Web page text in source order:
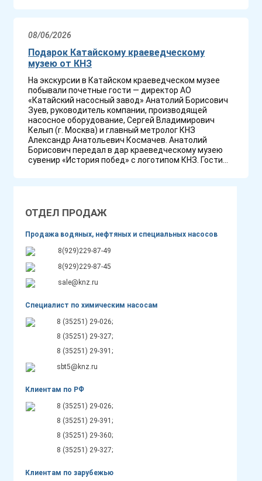
ОТДЕЛ ПРОДАЖ
Продажа водяных, нефтяных и специальных насосов
8(929)229-87-49
8(929)229-87-45
sale@knz.ru
Специалист по химическим насосам
8 (35251) 29-026;
8 (35251) 29-327;
8 (35251) 29-391;
sbt5@knz.ru
Клиентам по РФ
8 (35251) 29-026;
8 (35251) 29-391;
8 (35251) 29-360;
8 (35251) 29-327;
Клиентам по зарубежью
08/06/2026
Подарок Катайскому краеведческому
музею от КНЗ
На экскурсии в Катайском краеведческом музее
побывали почетные гости — директор АО
«Катайский насосный завод» Анатолий Борисович
Зуев, руководитель компании, производящей
насосное оборудование, Сергей Владимирович
Келып (г. Москва) и главный метролог КНЗ
Александр Анатольевич Космачев. Анатолий
Борисович передал в дар краеведческому музею
сувенир «История побед» с логотипом КНЗ. Гости...